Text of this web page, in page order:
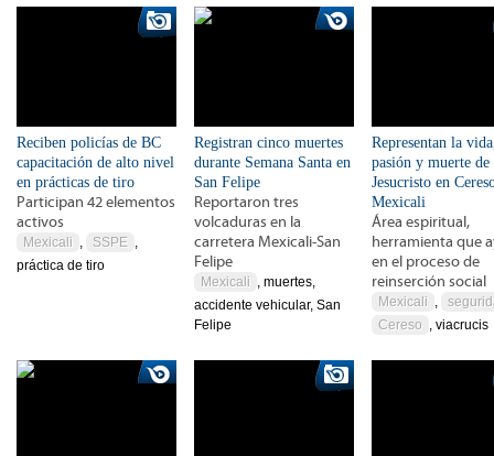
Reciben policías de BC
capacitación de alto nivel
en prácticas de tiro
Participan 42 elementos
activos
Mexicali , SSPE ,
práctica de tiro
Registran cinco muertes
durante Semana Santa en
San Felipe
Reportaron tres
volcaduras en la
carretera Mexicali-San
Felipe
Mexicali , muertes,
accidente vehicular, San
Felipe
Representan la
pasión y muerte de
Jesucristo en
Mexicali
Área espiritual,
herramienta que
en el proceso de
reinserción social
Mexicali ,
Cereso , viacrucis